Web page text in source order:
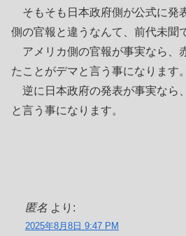
そもそも日本政府側が公式に発
側の官報と違うなんて、前代未聞
アメリカ側の官報が事実なら、
たことがデマと言う事になります。
逆に日本政府の発表が事実なら
と言う事になります。
匿名 より:
2025年8月8日 9:47 PM